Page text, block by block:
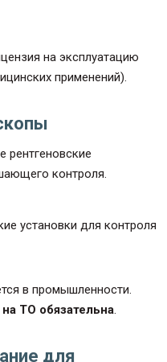
на эксплуатацию
применений).
рентгеновские
контроля.
установки для контроля
в промышленности.
ТО обязательна.
для